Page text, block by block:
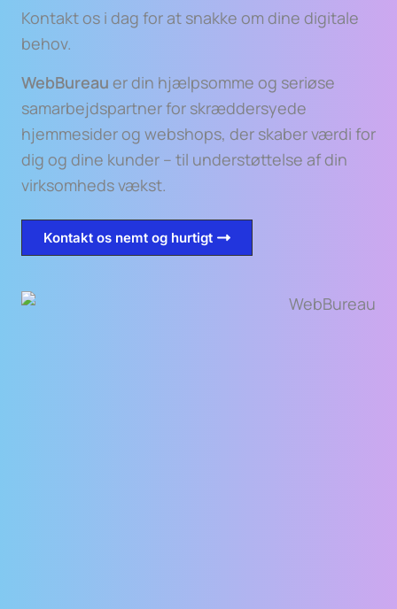
Kontakt os i dag for at snakke om dine digitale
behov.
WebBureau er din hjælpsomme og seriøse
samarbejdspartner for skræddersyede
hjemmesider og webshops, der skaber værdi for
dig og dine kunder – til understøttelse af din
virksomheds vækst.
Kontakt os nemt og hurtigt